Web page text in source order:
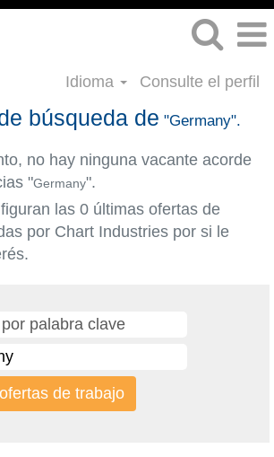
Idioma Consulte el perfil
búsqueda de "Germany".
no hay ninguna vacante acorde
"Germany".
las 0 últimas ofertas de
por Chart Industries por si le